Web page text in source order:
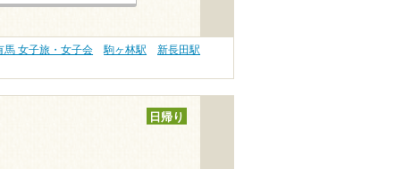
馬 女子旅・女子会 駒ヶ林駅
新長田駅
日帰り